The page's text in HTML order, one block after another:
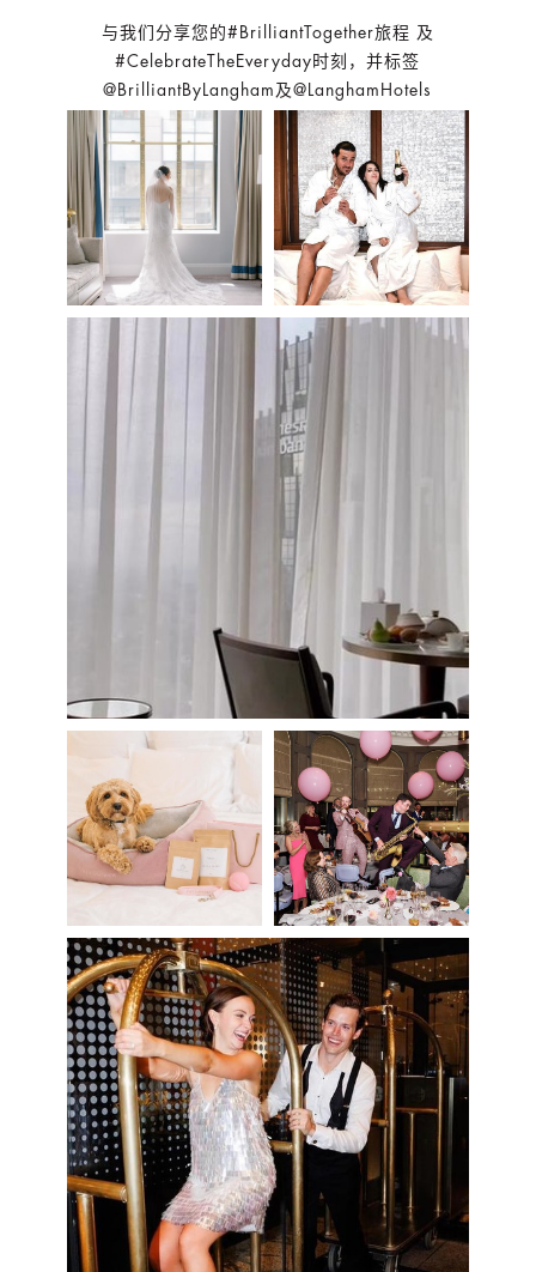
与我们分享您的#BrilliantTogether旅程 及
#CelebrateTheEveryday时刻，并标签
@BrilliantByLangham及@LanghamHotels